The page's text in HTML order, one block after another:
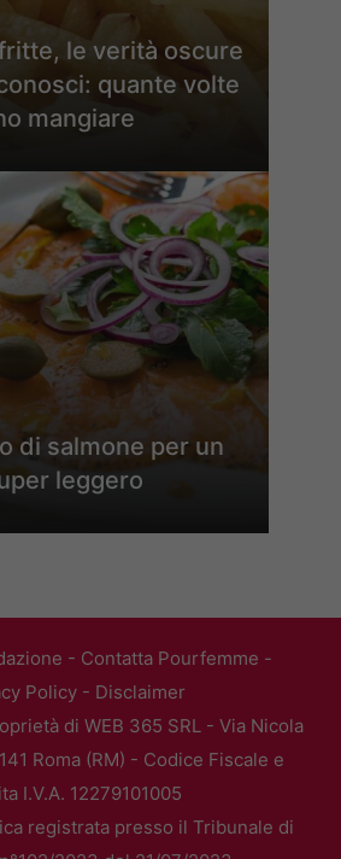
le verità oscure
quante volte
mangiare
di salmone per un
leggero
- Contatta Pourfemme -
Policy- Disclaimer
di WEB 365 SRL - Via Nicola
Roma (RM) - Codice Fiscale e
I.V.A. 12279101005
registrata presso il Tribunale di